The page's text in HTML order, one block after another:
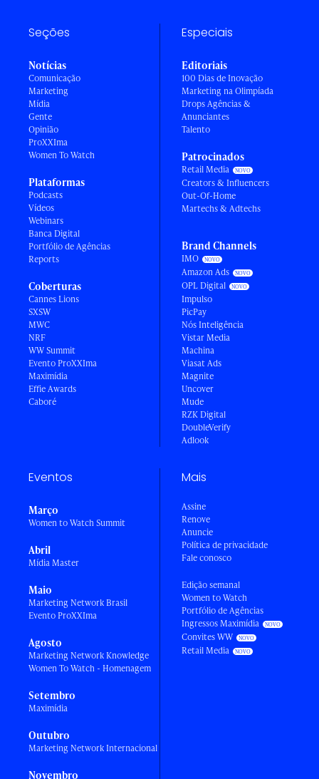
Seções
Notícias
Comunicação
Marketing
Mídia
Gente
Opinião
ProXXIma
Women To Watch
Plataformas
Podcasts
Vídeos
Webinars
Banca Digital
Portfólio de Agências
Reports
Coberturas
Cannes Lions
SXSW
MWC
NRF
WW Summit
Evento ProXXIma
Maximídia
Effie Awards
Caboré
Especiais
Editoriais
100 Dias de Inovação
Marketing na Olimpíada
Drops Agências &
Anunciantes
Talento
Patrocinados
Retail Media
Creators & Influencers
Out-Of-Home
Martechs & Adtechs
Brand Channels
IMO
Amazon Ads
OPL Digital
Impulso
PicPay
Nós Inteligência
Vistar Media
Machina
Viasat Ads
Magnite
Uncover
Mude
RZK Digital
DoubleVerify
Adlook
Eventos
Março
Women to Watch Summit
Abril
Mídia Master
Maio
Marketing Network Brasil
Evento ProXXIma
Agosto
Marketing Network Knowledge
Women To Watch - Homenagem
Setembro
Maximídia
Outubro
Marketing Network Internacional
Novembro
Mais
Assine
Renove
Anuncie
Política de privacidade
Fale conosco
Edição semanal
Women to Watch
Portfólio de Agências
Ingressos Maximídia
Convites WW
Retail Media